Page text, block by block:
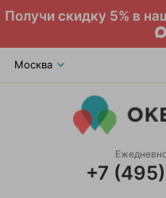
Получи скидку 5% в
Москва
+7